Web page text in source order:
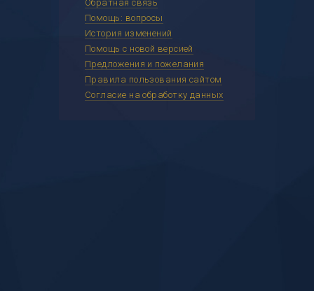
Обратная связь
Помощь: вопросы
История изменений
Помощь с новой версией
Предложения и пожелания
Правила пользования сайтом
Согласие на обработку данных